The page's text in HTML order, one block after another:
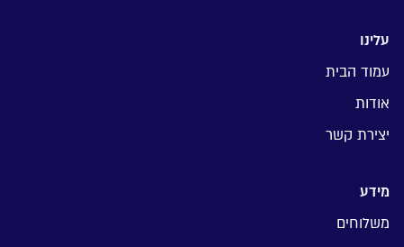
עלינו
עמוד הבית
אודות
יצירת קשר
מידע
משלוחים